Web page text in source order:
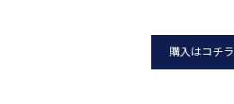
購入はコチラ